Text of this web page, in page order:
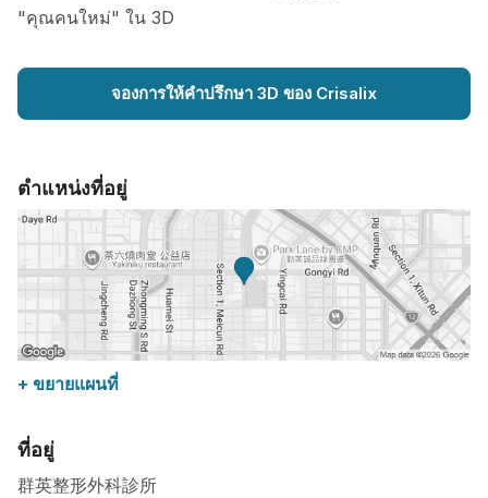
"คุณคนใหม่" ใน 3D
จองการให้คำปรึกษา 3D ของ Crisalix
ตำแหน่งที่อยู่
+ ขยายแผนที่
ที่อยู่
群英整形外科診所